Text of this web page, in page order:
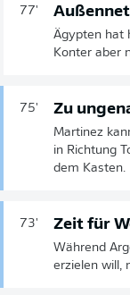
77'
Ägypten hat
Konter aber
75' Zu
Martinez
in Richtung
dem Kasten.
73' Zeit für
Während
erzielen will,